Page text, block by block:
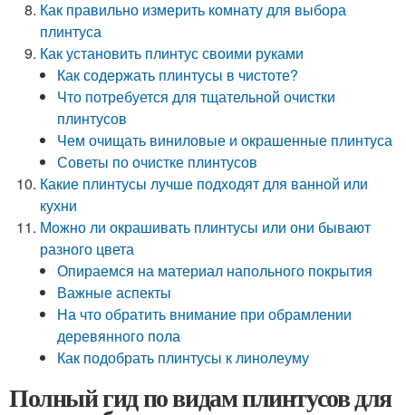
Как правильно измерить комнату для выбора
плинтуса
Как установить плинтус своими руками
Как содержать плинтусы в чистоте?
Что потребуется для тщательной очистки
плинтусов
Чем очищать виниловые и окрашенные плинтуса
Советы по очистке плинтусов
Какие плинтусы лучше подходят для ванной или
кухни
Можно ли окрашивать плинтусы или они бывают
разного цвета
Опираемся на материал напольного покрытия
Важные аспекты
На что обратить внимание при обрамлении
деревянного пола
Как подобрать плинтусы к линолеуму
Полный гид по видам плинтусов для